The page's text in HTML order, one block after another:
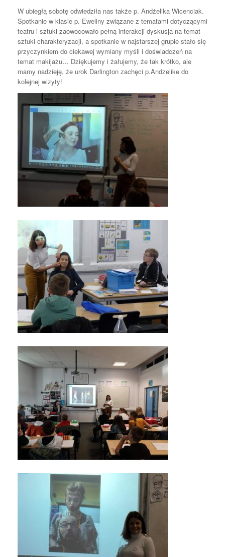
W ubiegłą sobotę odwiedziła nas także p. Andżelika Wicenciak.
Spotkanie w klasie p. Eweliny związane z tematami dotyczącymi
teatru i sztuki zaowocowało pełną interakcji dyskusja na temat
sztuki charakteryzacji, a spotkanie w najstarszej grupie stało się
przyczynkiem do ciekawej wymiany myśli i doświadczeń na
temat makijażu… Dziękujemy i żałujemy, że tak krótko, ale
mamy nadzieję, że urok Darlington zachęci p.Andzelike do
kolejnej wizyty!